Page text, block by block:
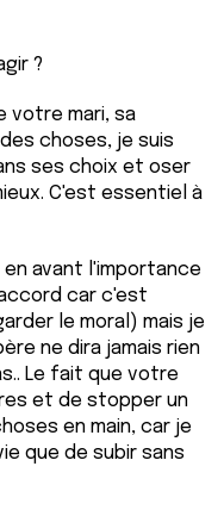
?
votre mari, sa
choses, je suis
ses choix et oser
C'est essentiel à
en avant l'importance
car c'est
le moral) mais je
ne dira jamais rien
Le fait que votre
et de stopper un
en main, car je
que de subir sans